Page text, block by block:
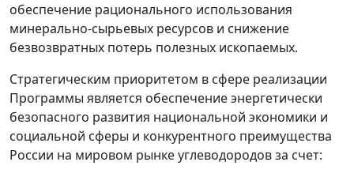
обеспечение рационального использования
минерально-сырьевых ресурсов и снижение
безвозвратных потерь полезных ископаемых.
Стратегическим приоритетом в сфере реализации
Программы является обеспечение энергетически
безопасного развития национальной экономики и
социальной сферы и конкурентного преимущества
России на мировом рынке углеводородов за счет: